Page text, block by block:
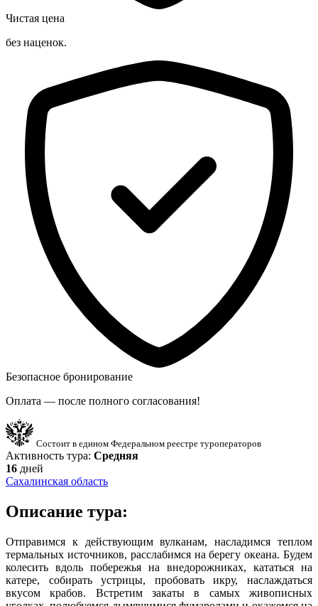
Чистая цена
без наценок.
Безопасное бронирование
Оплата — после полного согласования!
Состоит в едином Федеральном реестре туроператоров
Активность тура: Средняя
16 дней
Сахалинская область
Описание тура:
Отправимся к действующим вулканам, насладимся теплом
термальных источников, расслабимся на берегу океана. Будем
колесить вдоль побережья на внедорожниках, кататься на
катере, собирать устрицы, пробовать икру, наслаждаться
вкусом крабов. Встретим закаты в самых живописных